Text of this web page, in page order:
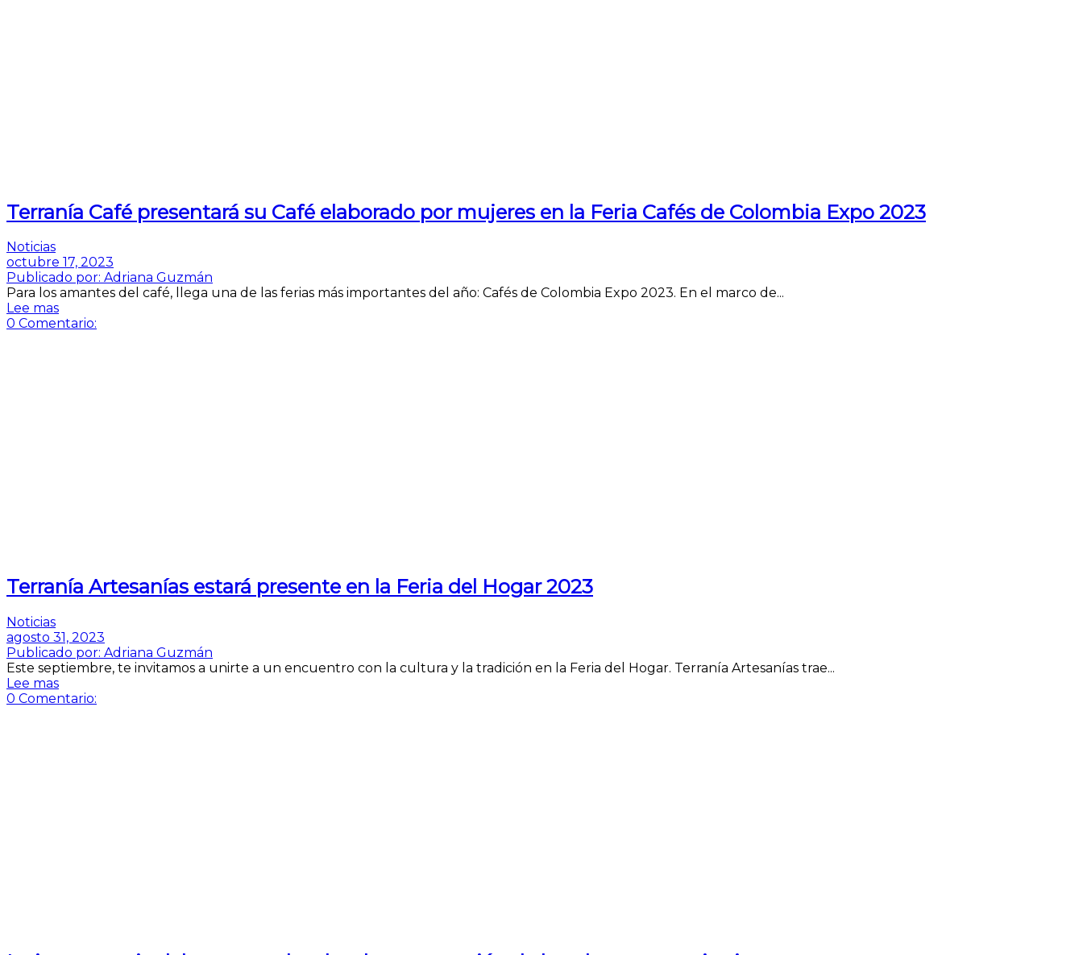
Terranía Café presentará su Café elaborado por mujeres en la Feria Cafés de Colombia Expo 2023
Noticias
octubre 17, 2023
Publicado por: Adriana Guzmán
Para los amantes del café, llega una de las ferias más importantes del año: Cafés de Colombia Expo 2023. En el marco de...
Lee mas
0 Comentario:
Terranía Artesanías estará presente en la Feria del Hogar 2023
Noticias
agosto 31, 2023
Publicado por: Adriana Guzmán
Este septiembre, te invitamos a unirte a un encuentro con la cultura y la tradición en la Feria del Hogar. Terranía Artesanías trae...
Lee mas
0 Comentario: